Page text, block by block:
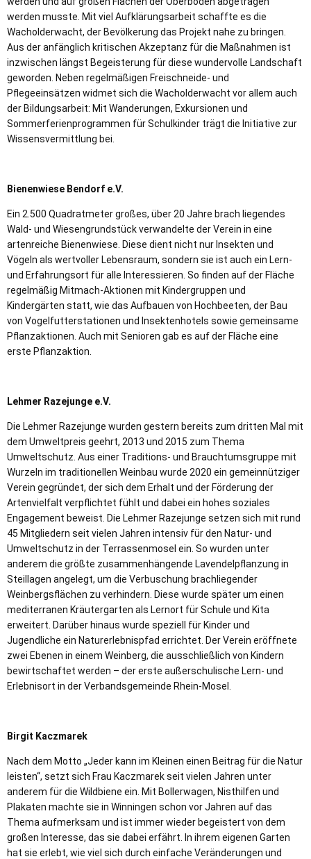
werden musste. Mit viel Aufklärungsarbeit schaffte es die
Wacholderwacht, der Bevölkerung das Projekt nahe zu bringen.
Aus der anfänglich kritischen Akzeptanz für die Maßnahmen ist
inzwischen längst Begeisterung für diese wundervolle Landschaft
geworden. Neben regelmäßigen Freischneide- und
Pflegeeinsätzen widmet sich die Wacholderwacht vor allem auch
der Bildungsarbeit: Mit Wanderungen, Exkursionen und
Sommerferienprogrammen für Schulkinder trägt die Initiative zur
Wissensvermittlung bei.
Bienenwiese Bendorf e.V.
Ein 2.500 Quadratmeter großes, über 20 Jahre brach liegendes
Wald- und Wiesengrundstück verwandelte der Verein in eine
artenreiche Bienenwiese. Diese dient nicht nur Insekten und
Vögeln als wertvoller Lebensraum, sondern sie ist auch ein Lern-
und Erfahrungsort für alle Interessieren. So finden auf der Fläche
regelmäßig Mitmach-Aktionen mit Kindergruppen und
Kindergärten statt, wie das Aufbauen von Hochbeeten, der Bau
von Vogelfutterstationen und Insektenhotels sowie gemeinsame
Pflanzaktionen. Auch mit Senioren gab es auf der Fläche eine
erste Pflanzaktion.
Lehmer Razejunge e.V.
Die Lehmer Razejunge wurden gestern bereits zum dritten Mal mit
dem Umweltpreis geehrt, 2013 und 2015 zum Thema
Umweltschutz. Aus einer Traditions- und Brauchtumsgruppe mit
Wurzeln im traditionellen Weinbau wurde 2020 ein gemeinnütziger
Verein gegründet, der sich dem Erhalt und der Förderung der
Artenvielfalt verpflichtet fühlt und dabei ein hohes soziales
Engagement beweist. Die Lehmer Razejunge setzen sich mit rund
45 Mitgliedern seit vielen Jahren intensiv für den Natur- und
Umweltschutz in der Terrassenmosel ein. So wurden unter
anderem die größte zusammenhängende Lavendelpflanzung in
Steillagen angelegt, um die Verbuschung brachliegender
Weinbergsflächen zu verhindern. Diese wurde später um einen
mediterranen Kräutergarten als Lernort für Schule und Kita
erweitert. Darüber hinaus wurde speziell für Kinder und
Jugendliche ein Naturerlebnispfad errichtet. Der Verein eröffnete
zwei Ebenen in einem Weinberg, die ausschließlich von Kindern
bewirtschaftet werden – der erste außerschulische Lern- und
Erlebnisort in der Verbandsgemeinde Rhein-Mosel.
Birgit Kaczmarek
Nach dem Motto „Jeder kann im Kleinen einen Beitrag für die Natur
leisten“, setzt sich Frau Kaczmarek seit vielen Jahren unter
anderem für die Wildbiene ein. Mit Bollerwagen, Nisthilfen und
Plakaten machte sie in Winningen schon vor Jahren auf das
Thema aufmerksam und ist immer wieder begeistert von dem
großen Interesse, das sie dabei erfährt. In ihrem eigenen Garten
hat sie erlebt, wie viel sich durch einfache Veränderungen und